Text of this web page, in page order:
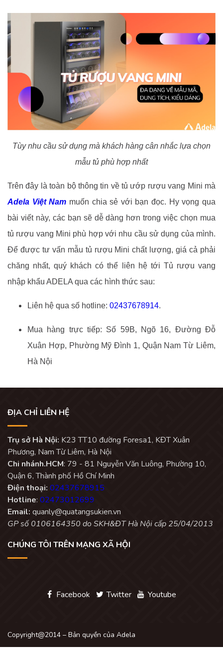
Tùy nhu cầu sử dụng mà khách hàng cân nhắc lựa chọn
mẫu tủ phù hợp nhất
Trên đây là toàn bộ thông tin về tủ ướp rượu vang Mini mà
Adela Việt Nam muốn chia sẻ với bạn đọc. Hy vọng qua
bài viết này, các bạn sẽ dễ dàng hơn trong việc chọn mua
tủ rượu vang Mini phù hợp với nhu cầu sử dụng của mình.
Để được tư vấn mẫu tủ rượu Mini chất lượng, giá cả phải
chăng nhất, quý khách có thể liên hệ tới Tủ rượu vang
nhập khẩu ADELA qua các hình thức sau:
Liên hệ qua số hotline: 02437678914.
Mua hàng trực tiếp: Số 59B, Ngõ 16, Đường Đỗ
Xuân Hợp, Phường Mỹ Đình 1, Quận Nam Từ Liêm,
Hà Nội
ĐỊA CHỈ LIÊN HỆ
Trụ sở Hà Nội: K23 TT10 đường Foresa1, KĐT Xuân
Phương, Nam Từ Liêm, Hà Nội
Chi nhánh.HCM: 79 - 81 Nguyễn Văn Luông, Phường 10,
Quận 6, Thành phố Hồ Chí Minh
Điện thoại: 02437678915
Hotline: 02473012699
Email: quanly@quatangsukien.vn
GP số 0106164350 do SKH&ĐT Hà Nội cấp 25/04/2013
CHÚNG TÔI TRÊN MẠNG XÃ HỘI
Facebook Twitter Youtube
Copyright@2014 – Bản quyền của Adela